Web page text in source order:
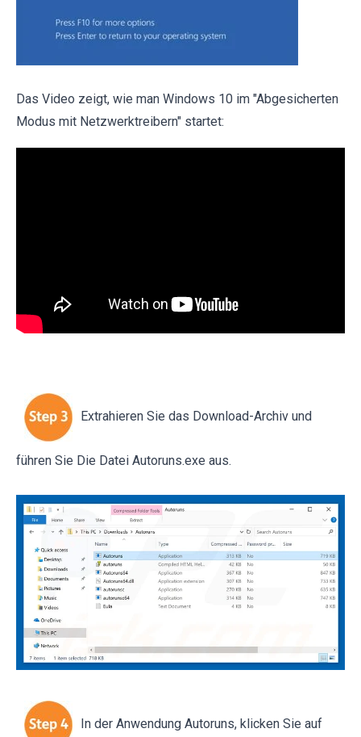
Das Video zeigt, wie man Windows 10 im "Abgesicherten
Modus mit Netzwerktreibern" startet:
Extrahieren Sie das Download-Archiv und
führen Sie Die Datei Autoruns.exe aus.
In der Anwendung Autoruns, klicken Sie auf